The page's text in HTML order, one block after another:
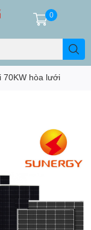
0
70KW hòa lưới